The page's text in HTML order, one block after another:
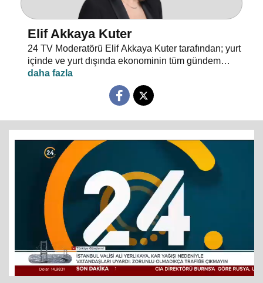
Elif Akkaya Kuter
24 TV Moderatörü Elif Akkaya Kuter tarafından; yurt
içinde ve yurt dışında ekonominin tüm gündem
maddeleri ve alanında uzman stüdyo konuklarıyla
sebep sonuç ilişkileri analiz ediliyor.